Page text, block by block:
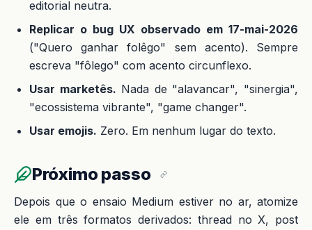
editorial neutra.
Replicar o bug UX observado em 17-mai-2026
("Quero ganhar folêgo" sem acento). Sempre
escreva "fôlego" com acento circunflexo.
Usar marketês. Nada de "alavancar", "sinergia",
"ecossistema vibrante", "game changer".
Usar emojis. Zero. Em nenhum lugar do texto.
Próximo passo
Depois que o ensaio Medium estiver no ar, atomize
ele em três formatos derivados: thread no X, post